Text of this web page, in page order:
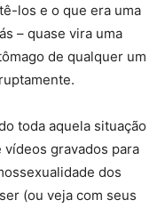
los e o que era uma
– quase vira uma
de qualquer um
toda aquela situação
gravados para
dos
(ou veja com seus